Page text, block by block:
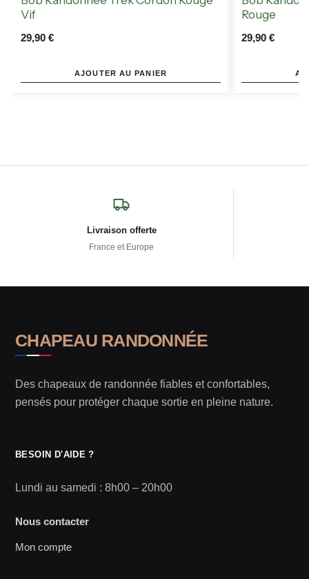
Vif
29,90 €
AJOUTER AU PANIER
Rouge
29,90 €
Livraison offerte
France et Europe
CHAPEAU RANDONNÉE
Des chapeaux de randonnée fiables et confortables,
pensés pour protéger chaque sortie en pleine nature.
BESOIN D'AIDE ?
Lundi au samedi : 8h00 – 20h00
Nous contacter
Mon compte